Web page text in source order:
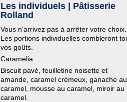
Les individuels | Pâtisserie
Rolland
Vous n'arrivez pas à arrêter votre choix.
Les portions individuelles combleront
vos goûts.
Caramelia
Biscuit pavé, feuilletine noisette et
amande, caramel crémeux, ganache au
caramel, mousse au caramel, miroir au
caramel.